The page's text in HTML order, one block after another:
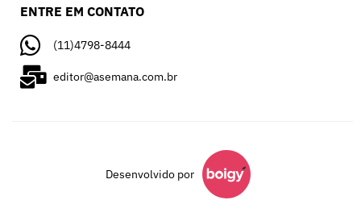
ENTRE EM CONTATO
(11)4798-8444
editor@asemana.com.br
Desenvolvido por